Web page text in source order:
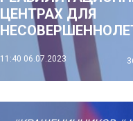
ЦЕНТРАХ ДЛЯ
11:40 06.07.2023